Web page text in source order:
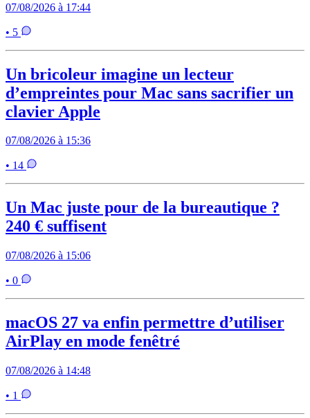
07/08/2026 à 17:44
• 5
Un bricoleur imagine un lecteur
d’empreintes pour Mac sans sacrifier un
clavier Apple
07/08/2026 à 15:36
• 14
Un Mac juste pour de la bureautique ?
240 € suffisent
07/08/2026 à 15:06
• 0
macOS 27 va enfin permettre d’utiliser
AirPlay en mode fenêtré
07/08/2026 à 14:48
• 1